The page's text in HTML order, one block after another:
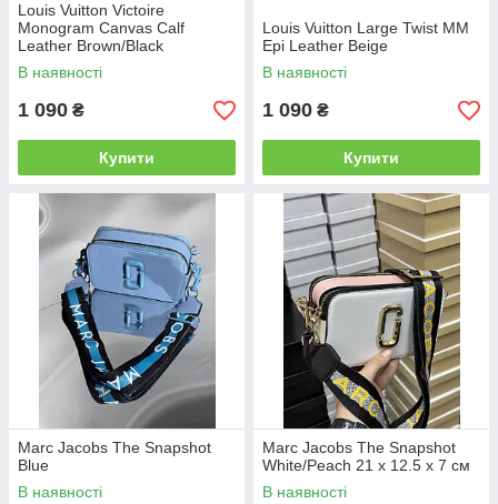
Louis Vuitton Victoire
Monogram Canvas Calf
Leather Brown/Black
В наявності
1 090 ₴
Купити
Louis Vuitton Large Twist MM
Epi Leather Beige
В наявності
1 090 ₴
Купити
Marc Jacobs The Snapshot
Blue
В наявності
Marc Jacobs The Snapshot
White/Peach 21 х 12.5 х 7 см
В наявності